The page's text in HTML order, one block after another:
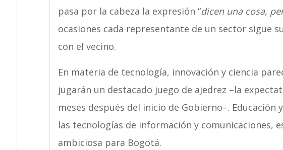
pasa por la cabeza la expresión “dicen una cosa,
ocasiones cada representante de un sector sigue
con el vecino.
En materia de tecnología, innovación y ciencia
jugarán un destacado juego de ajedrez –la
meses después del inicio de Gobierno–.
las tecnologías de información y comunicaciones,
ambiciosa para Bogotá.